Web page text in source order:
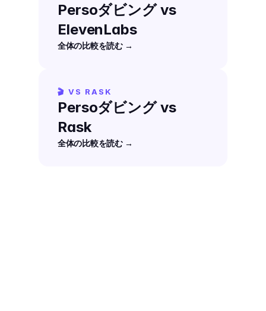
Persoダビング vs
ElevenLabs
全体の比較を読む →
🎬 VS RASK
Persoダビング vs
Rask
全体の比較を読む →